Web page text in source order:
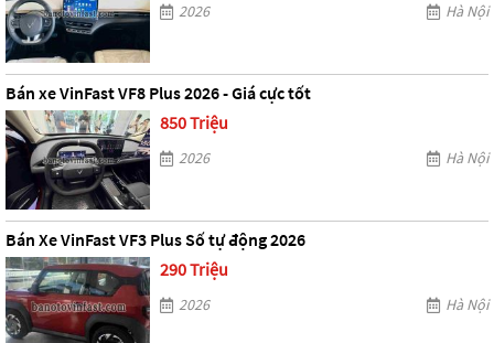
2026 Hà Nội
Bán xe VinFast VF8 Plus 2026 - Giá cực tốt
850 Triệu
2026 Hà Nội
Bán Xe VinFast VF3 Plus Số tự động 2026
290 Triệu
2026 Hà Nội